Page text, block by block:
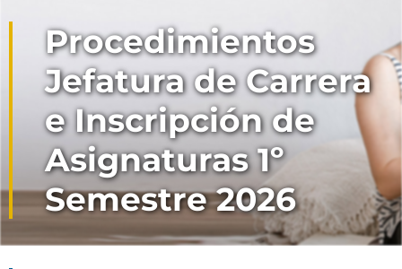
Procedimientos
Jefatura de Carrera
e Inscripción de
Asignaturas 1º
Semestre 2026